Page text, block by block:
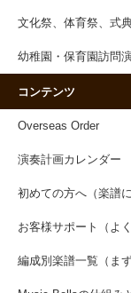
文化祭、体育祭、式
幼稚園・保育園訪問
コンテンツ
Overseas Order
演奏計画カレンダー
初めての方へ（楽譜
お客様サポート（よ
編成別楽譜一覧（ま